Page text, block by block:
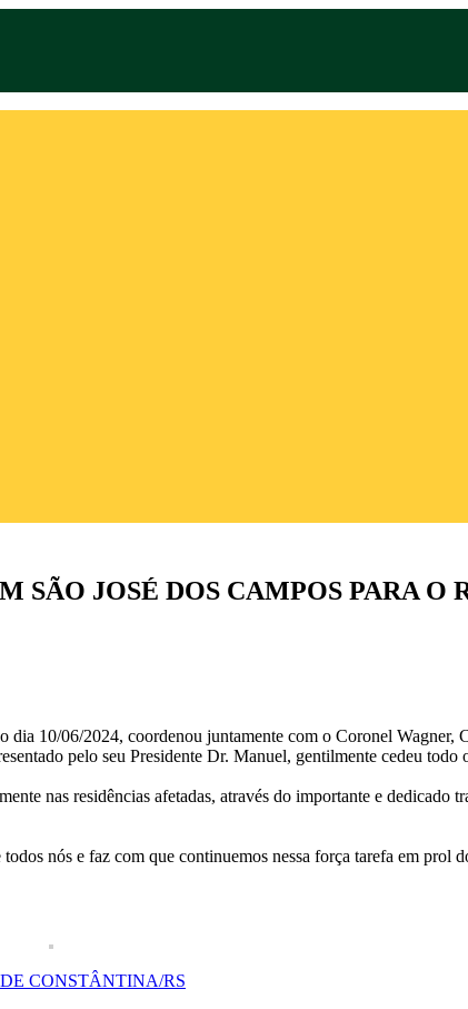
SÃO JOSÉ DOS CAMPOS PARA O
10/06/2024, coordenou juntamente com o Coronel Wagner,
pelo seu Presidente Dr. Manuel, gentilmente cedeu todo
nas residências afetadas, através do importante e dedicado
nós e faz com que continuemos nessa força tarefa em prol
CONSTÂNTINA/RS